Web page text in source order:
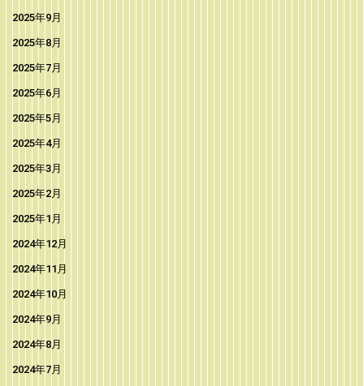
2025年9月
2025年8月
2025年7月
2025年6月
2025年5月
2025年4月
2025年3月
2025年2月
2025年1月
2024年12月
2024年11月
2024年10月
2024年9月
2024年8月
2024年7月